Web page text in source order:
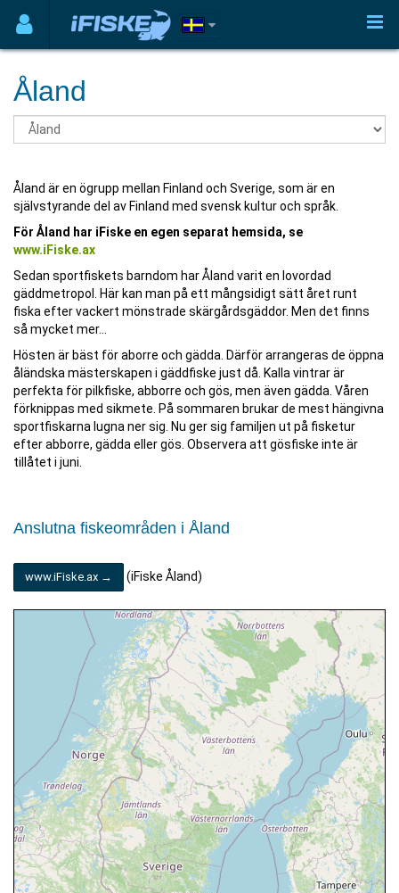
Åland
Åland är en ögrupp mellan Finland och Sverige, som är en
självstyrande del av Finland med svensk kultur och språk.
För Åland har iFiske en egen separat hemsida, se
www.iFiske.ax
Sedan sportfiskets barndom har Åland varit en lovordad
gäddmetropol. Här kan man på ett mångsidigt sätt året runt
fiska efter vackert mönstrade skärgårdsgäddor. Men det finns
så mycket mer…
Hösten är bäst för aborre och gädda. Därför arrangeras de öppna
åländska mästerskapen i gäddfiske just då. Kalla vintrar är
perfekta för pilkfiske, abborre och gös, men även gädda. Våren
förknippas med sikmete. På sommaren brukar de mest hängivna
sportfiskarna lugna ner sig. Nu ger sig familjen ut på fisketur
efter abborre, gädda eller gös. Observera att gösfiske inte är
tillåtet i juni.
Anslutna fiskeområden i Åland
www.iFiske.ax → (iFiske Åland)